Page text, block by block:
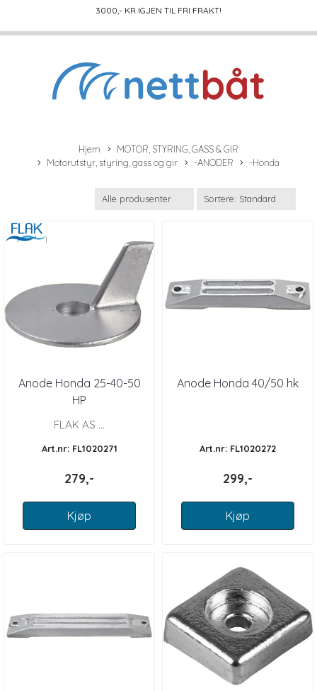
3000,- KR IGJEN TIL FRI FRAKT!
Hjem
MOTOR, STYRING, GASS & GIR
Motorutstyr, styring, gass og gir
-ANODER -Honda
Anode Honda 25-40-50
HP
FLAK AS ...
Art.nr: FL1020271
279,-
Kjøp
Anode Honda 40/50 hk
Art.nr: FL1020272
299,-
Kjøp